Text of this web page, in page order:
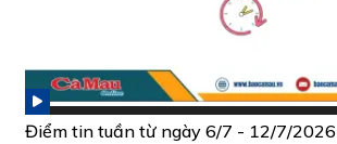
Điểm tin tuần từ ngày 6/7 - 12/7/2026